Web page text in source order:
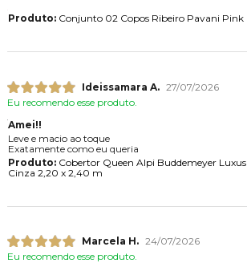
Produto:Conjunto 02 Copos Ribeiro Pavani Pink
Ideissamara A. 27/07/2026
Eu recomendo esse produto.
Amei!!
Leve e macio ao toque
Exatamente como eu queria
Produto:Cobertor Queen Alpi Buddemeyer Luxus
Cinza 2,20 x 2,40 m
Marcela H. 24/07/2026
Eu recomendo esse produto.